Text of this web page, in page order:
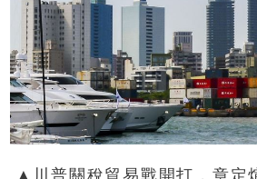
▲川普關稅貿易戰開打，章定